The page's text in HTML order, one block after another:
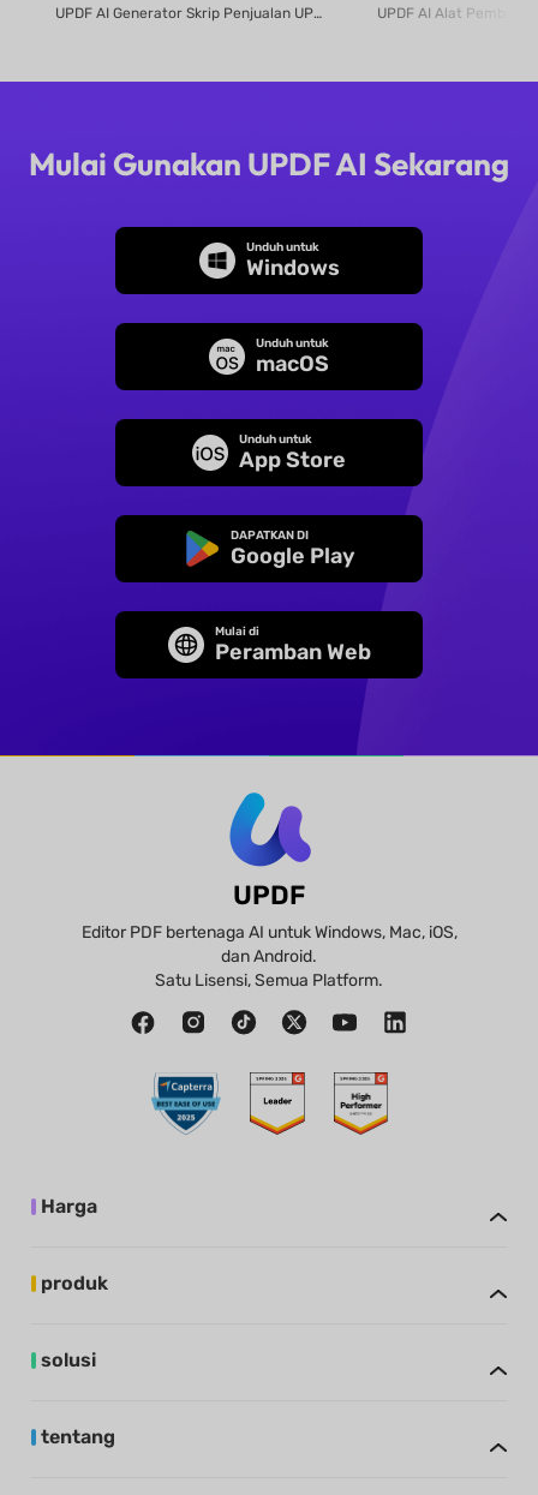
UPDF AI Generator Skrip Penjualan UPDF AI mengubah PDF produk atau deskrip...
Mulai Gunakan UPDF AI Sekarang
Unduh untuk
Windows
Unduh untuk
macOS
Unduh untuk
App Store
DAPATKAN DI
Google Play
Mulai di
Peramban Web
UPDF
Editor PDF bertenaga AI untuk Windows, Mac, iOS,
dan Android.
Satu Lisensi, Semua Platform.
Harga
produk
solusi
tentang